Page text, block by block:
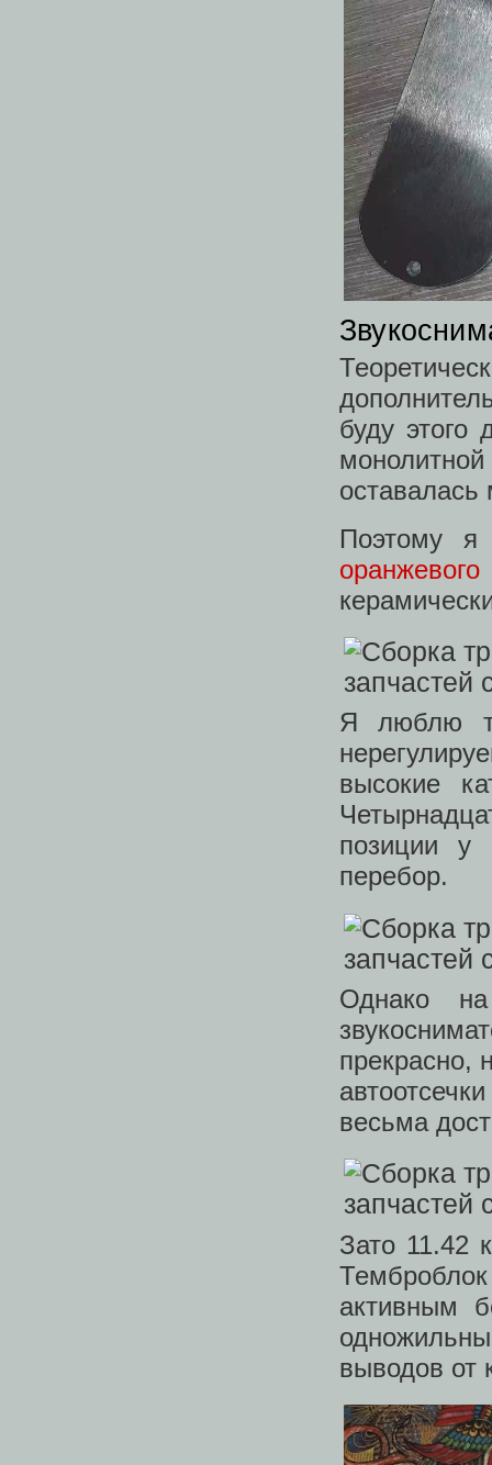
буду этого
Поэтому
Я люблю
высокие
позиции у
перебор.
Однако
прекрасно,
весьма
Зато 11.42
активным
выводов от